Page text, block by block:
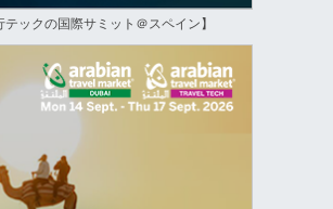
テックの国際サミット＠スペイン】